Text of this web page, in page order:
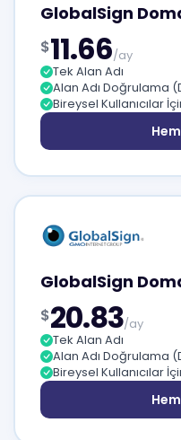
GlobalSign
$11.66/ay
Tek Alan Adı
Alan Adı Doğrulama
Bireysel Kullanıcılar
GlobalSign
$20.83/ay
Tek Alan Adı
Alan Adı Doğrulama
Bireysel Kullanıcılar